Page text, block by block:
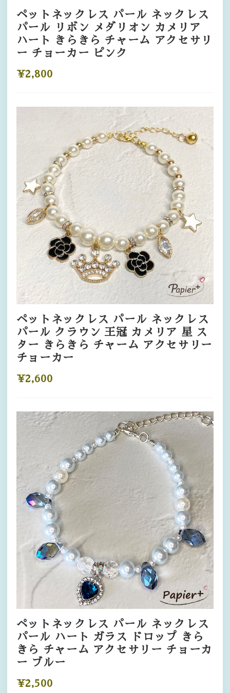
ペットネックレス パール ネックレス
パール リボン メダリオン カメリア
ハート きらきら チャーム アクセサリ
ー チョーカー ピンク
¥2,800
ペットネックレス パール ネックレス
パール クラウン 王冠 カメリア 星 ス
ター きらきら チャーム アクセサリー
チョーカー
¥2,600
ペットネックレス パール ネックレス
パール ハート ガラス ドロップ きら
きら チャーム アクセサリー チョーカ
ー ブルー
¥2,500